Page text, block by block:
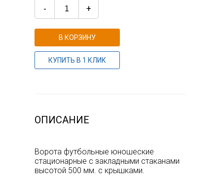
- +
В КОРЗИНУ
КУПИТЬ В 1 КЛИК
ОПИСАНИЕ
Ворота футбольные юношеские
стационарные с закладными стаканами
высотой 500 мм. с крышками.